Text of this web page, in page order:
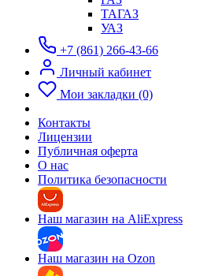
ТАГАЗ
УАЗ
+7 (861) 266-43-66
Личный кабинет
Мои закладки (0)
Контакты
Лицензии
Публичная оферта
О нас
Политика безопасности
Наш магазин на AliExpress
Наш магазин на Ozon